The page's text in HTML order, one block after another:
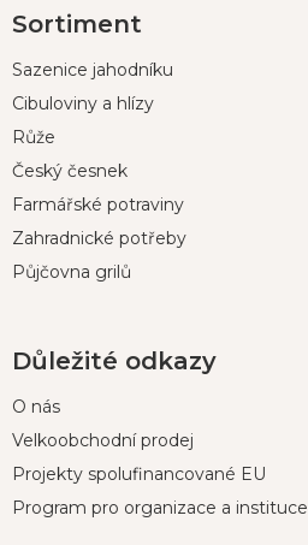
á
a
Sortiment
Sazenice jahodníku
Cibuloviny a hlízy
Růže
Český česnek
Farmářské potraviny
Zahradnické potřeby
Půjčovna grilů
Důležité odkazy
O nás
Velkoobchodní prodej
Projekty spolufinancované EU
Program pro organizace a instituce